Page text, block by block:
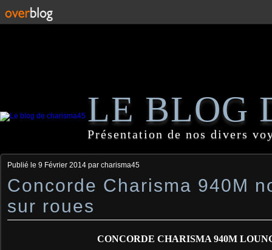
LE BLOG
Présentation de nos divers
Publié le 9 Février 2014 par charisma45
Concorde Charisma 940M
sur roues
CONCORDE CHARISMA 940M